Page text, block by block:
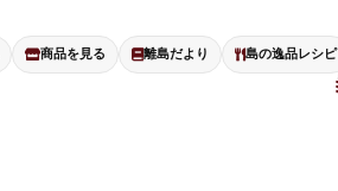
商品を見る 離島だより 島の逸品レシピ